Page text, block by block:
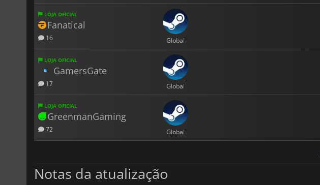
LOJA OFICIAL
Fanatical
16 Global
LOJA OFICIAL
GamersGate
17 Global
LOJA OFICIAL
GreenmanGaming
72 Global
Notas da atualização